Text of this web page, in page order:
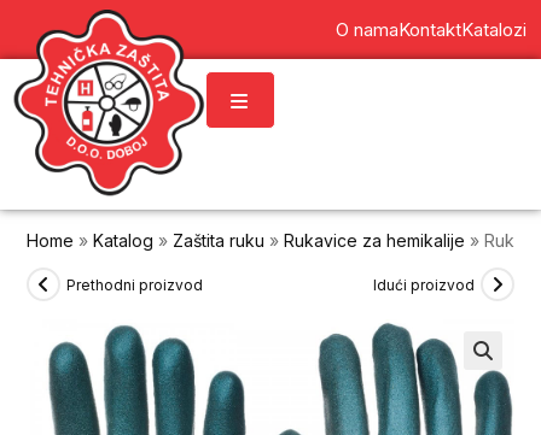
O namaKontaktKatalozi
Home »Katalog » Zaštita ruku »Rukavice za hemikalije »
Prethodni proizvod Idući proizvod